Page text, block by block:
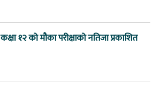
कक्षा १२ को मौका परीक्षाको नतिजा प्रकाशित